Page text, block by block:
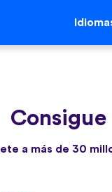
Consigue
a más de 30